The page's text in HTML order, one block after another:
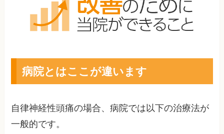
病院とはここが違います
自律神経性頭痛の場合、病院では以下の治療法が
一般的です。